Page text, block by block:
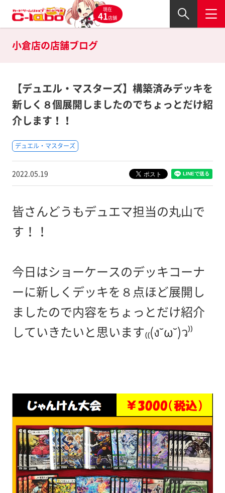
現在
41店舗
小倉店の店舗ブログ
【デュエル・マスターズ】構築済みデッキを
新しく８個展開しましたのでちょっとだけ紹
介します！！
デュエル・マスターズ
2022.05.19
皆さんどうもデュエマ担当の丸山で
す！！
今日はショーケースのデッキコーナ
ーに新しくデッキを８点ほど展開し
ましたので内容をちょっとだけ紹介
していきたいと思います₍₍(ง˘ω˘)ว⁾⁾